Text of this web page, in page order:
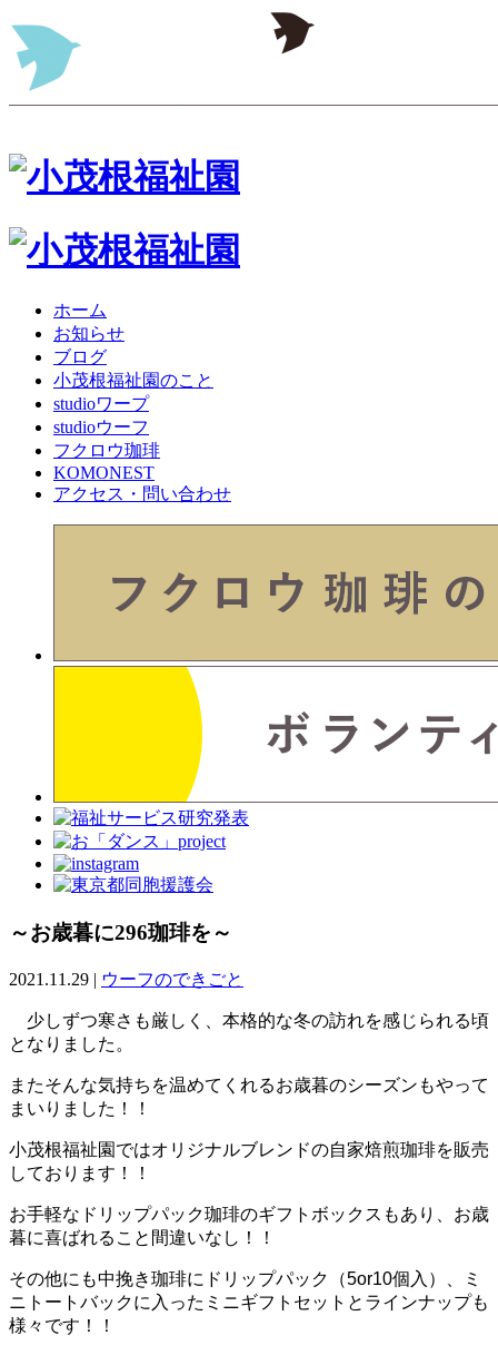
ホーム
お知らせ
ブログ
小茂根福祉園のこと
studioワープ
studioウーフ
フクロウ珈琲
KOMONEST
アクセス・問い合わせ
～お歳暮に296珈琲を～
2021.11.29 | ウーフのできごと
少しずつ寒さも厳しく、本格的な冬の訪れを感じられる頃
となりました。
またそんな気持ちを温めてくれるお歳暮のシーズンもやって
まいりました！！
小茂根福祉園ではオリジナルブレンドの自家焙煎珈琲を販売
しております！！
お手軽なドリップパック珈琲のギフトボックスもあり、お歳
暮に喜ばれること間違いなし！！
その他にも中挽き珈琲にドリップパック（5or10個入）、ミ
ニトートバックに入ったミニギフトセットとラインナップも
様々です！！